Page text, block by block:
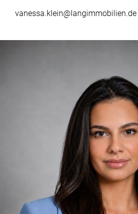
vanessa.klein@langimmobilien.de